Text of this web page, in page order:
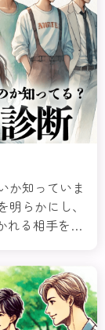
か知っていま
らかにし、
れる相手を見
す。それぞ
、これからの
ヒントになる
！